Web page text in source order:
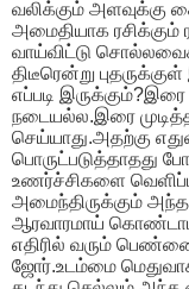
வலிக்கும் அளவுக்கு
அமைதியாக ரசிக்கும்
வாய்விட்டு
திடீரென்று
எப்படி இருக்கும்?இரை
நடையல்ல.இரை
செய்யாது.அதற்கு
பொருட்படுத்தாதது
உணர்ச்சிகளை
அமைந்திருக்கும்
ஆரவாரமாய்
எதிரில் வரும்
ஜோர்.உடம்மை